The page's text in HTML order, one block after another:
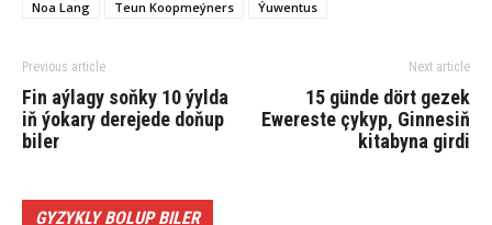
Noa Lang Teun Koopmeýners Ýuwentus
Previous article
Fin aýlagy soňky 10 ýylda
iň ýokary derejede doňup
biler
Next article
15 günde dört gezek
Ewereste çykyp, Ginnesiň
kitabyna girdi
GYZYKLY BOLUP BILER